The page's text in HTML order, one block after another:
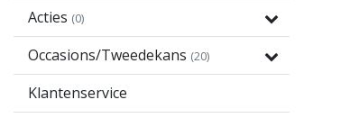
Acties (0)
Occasions/Tweedekans (20)
Klantenservice